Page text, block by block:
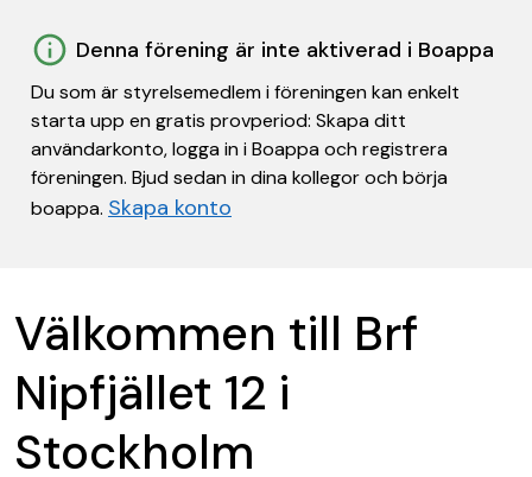
Denna förening är inte aktiverad i Boappa
Du som är styrelsemedlem i föreningen kan enkelt
starta upp en gratis provperiod: Skapa ditt
användarkonto, logga in i Boappa och registrera
föreningen. Bjud sedan in dina kollegor och börja
boappa. Skapa konto
Välkommen till Brf
Nipfjället 12 i
Stockholm